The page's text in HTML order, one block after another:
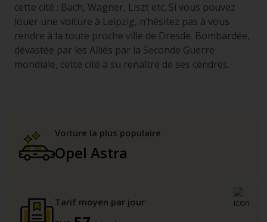
cette cité : Bach, Wagner, Liszt etc. Si vous pouvez
louer une voiture à Leipzig, n’hésitez pas à vous
rendre à la toute proche ville de Dresde. Bombardée,
dévastée par les Alliés par la Seconde Guerre
mondiale, cette cité a su renaître de ses cendres.
Voiture la plus populaire
Opel Astra
Tarif moyen par jour